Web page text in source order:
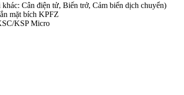
Cân điện tử, Biến trở, Cảm biến dịch chuyển)
mặt bích KPFZ
KSP Micro